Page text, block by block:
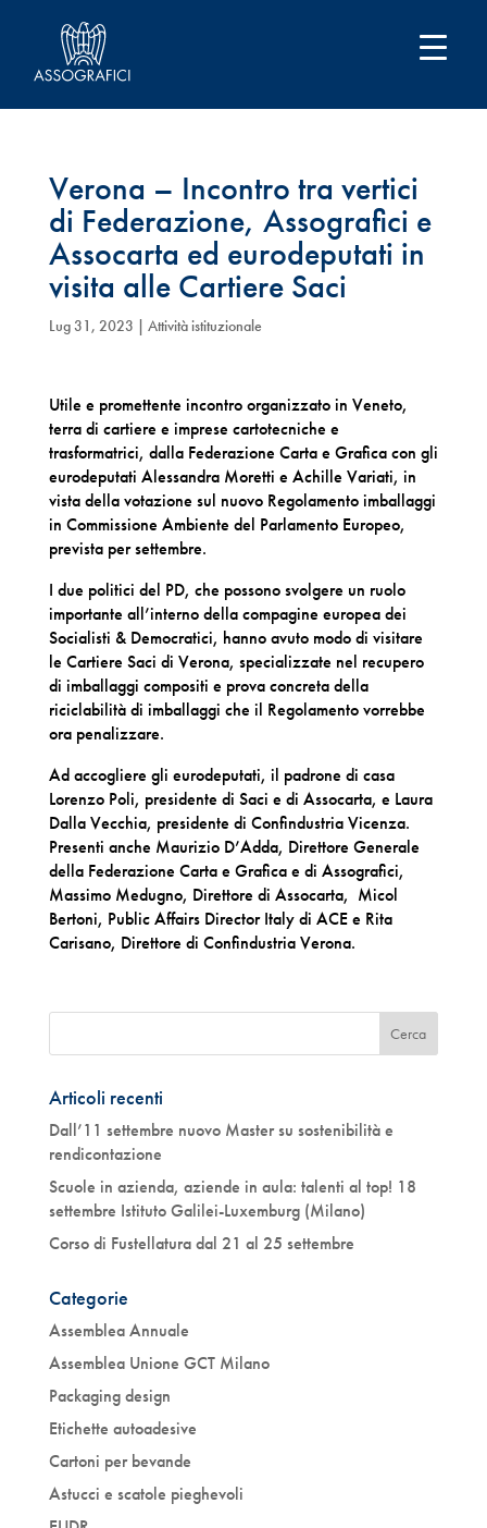
Verona – Incontro tra vertici
di Federazione, Assografici e
Assocarta ed eurodeputati in
visita alle Cartiere Saci
Lug 31, 2023 | Attività istituzionale
Utile e promettente incontro organizzato in Veneto,
terra di cartiere e imprese cartotecniche e
trasformatrici, dalla Federazione Carta e Grafica con gli
eurodeputati Alessandra Moretti e Achille Variati, in
vista della votazione sul nuovo Regolamento imballaggi
in Commissione Ambiente del Parlamento Europeo,
prevista per settembre.
I due politici del PD, che possono svolgere un ruolo
importante all’interno della compagine europea dei
Socialisti & Democratici, hanno avuto modo di visitare
le Cartiere Saci di Verona, specializzate nel recupero
di imballaggi compositi e prova concreta della
riciclabilità di imballaggi che il Regolamento vorrebbe
ora penalizzare.
Ad accogliere gli eurodeputati, il padrone di casa
Lorenzo Poli, presidente di Saci e di Assocarta, e Laura
Dalla Vecchia, presidente di Confindustria Vicenza.
Presenti anche Maurizio D’Adda, Direttore Generale
della Federazione Carta e Grafica e di Assografici,
Massimo Medugno, Direttore di Assocarta, Micol
Bertoni, Public Affairs Director Italy di ACE e Rita
Carisano, Direttore di Confindustria Verona.
Articoli recenti
Dall’11 settembre nuovo Master su sostenibilità e
rendicontazione
Scuole in azienda, aziende in aula: talenti al top! 18
settembre Istituto Galilei-Luxemburg (Milano)
Corso di Fustellatura dal 21 al 25 settembre
Categorie
Assemblea Annuale
Assemblea Unione GCT Milano
Packaging design
Etichette autoadesive
Cartoni per bevande
Astucci e scatole pieghevoli